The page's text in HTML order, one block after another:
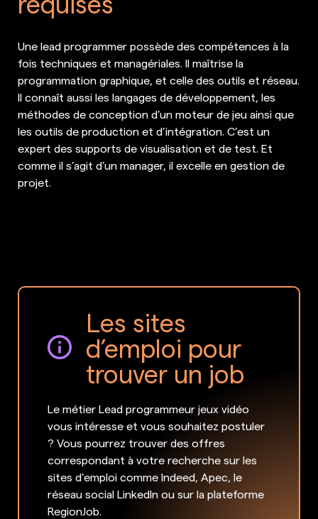
Une lead programmer possède des compétences à la
fois techniques et managériales. Il maîtrise la
programmation graphique, et celle des outils et réseau.
Il connaît aussi les langages de développement, les
méthodes de conception d’un moteur de jeu ainsi que
les outils de production et d’intégration. C’est un
expert des supports de visualisation et de test. Et
comme il s’agit d’un manager, il excelle en gestion de
projet.
Les sites
d’emploi pour
trouver un job
Le métier Lead programmeur jeux vidéo
vous intéresse et vous souhaitez postuler
? Vous pourrez trouver des offres
correspondant à votre recherche sur les
sites d’emploi comme Indeed, Apec, le
réseau social LinkedIn ou sur la plateforme
RegionJob.